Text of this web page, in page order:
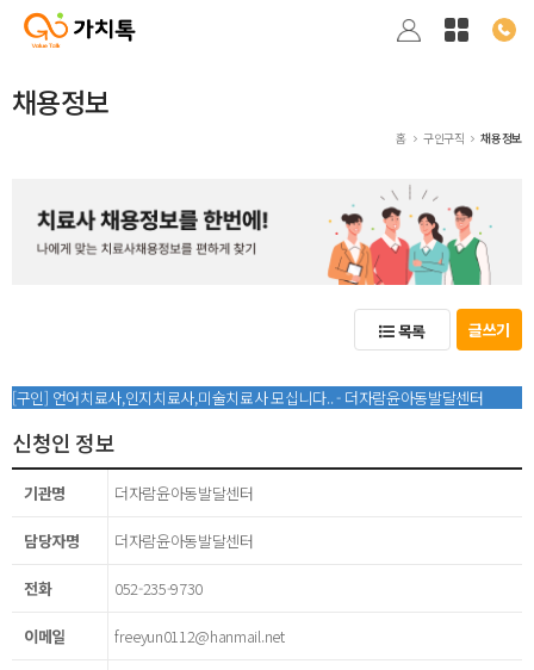
채용정보
홈 구인구직 채용정보
목록 글쓰기
[구인] 언어치료사,인지치료사,미술치료사 모십니다.. - 더자람윤아동발달센터
신청인 정보
기관명 더자람윤아동발달센터
담당자명 더자람윤아동발달센터
전화 052-235-9730
이메일 freeyun0112@hanmail.net